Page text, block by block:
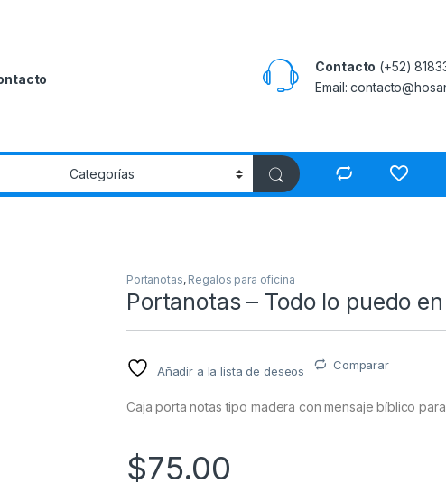
Contacto (+52)
Email:
Portanotas, Regalos para oficina
Portanotas – Todo lo puedo
Añadir a la lista de deseos Comparar
Caja porta notas tipo madera con mensaje bíblico
$75.00